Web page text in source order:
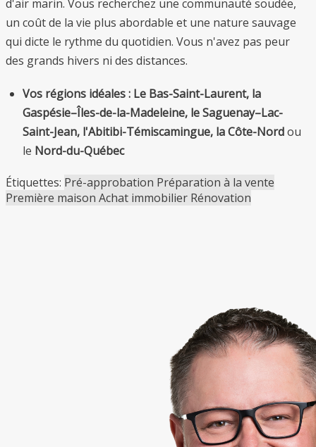
d'air marin. Vous recherchez une communauté soudée,
un coût de la vie plus abordable et une nature sauvage
qui dicte le rythme du quotidien. Vous n'avez pas peur
des grands hivers ni des distances.
Vos régions idéales : Le Bas-Saint-Laurent, la
Gaspésie–Îles-de-la-Madeleine, le Saguenay–Lac-
Saint-Jean, l'Abitibi-Témiscamingue, la Côte-Nordou
le Nord-du-Québec
Étiquettes: Pré-approbation Préparation à la vente
Première maison Achat immobilier Rénovation